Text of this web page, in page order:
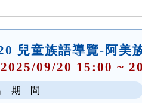
兒童族語導覽-阿美
2025/09/20 15:00 ~
期 間